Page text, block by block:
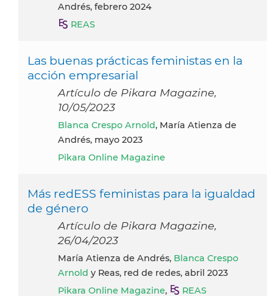
Andrés, febrero 2024
REAS
Las buenas prácticas feministas en la
acción empresarial
Artículo de Pikara Magazine,
10/05/2023
Blanca Crespo Arnold, María Atienza de
Andrés, mayo 2023
Pikara Online Magazine
Más redESS feministas para la igualdad
de género
Artículo de Pikara Magazine,
26/04/2023
María Atienza de Andrés, Blanca Crespo
Arnold y Reas, red de redes, abril 2023
Pikara Online Magazine, REAS